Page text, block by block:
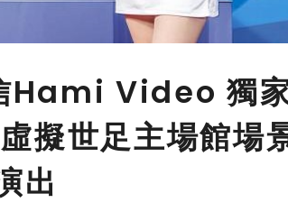
Hami Video 獨
擬世足主場館場
出